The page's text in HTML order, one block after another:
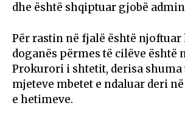
dhe është shqiptuar gjobë
Për rastin në fjalë është njoftuar
doganës përmes të cilëve është
Prokurori i shtetit, derisa shuma
mjeteve mbetet e ndaluar deri
e hetimeve.